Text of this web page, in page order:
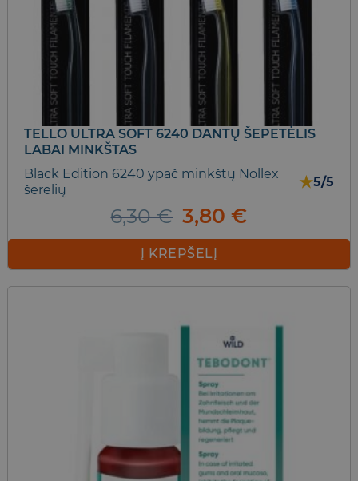
TELLO ULTRA SOFT 6240 DANTŲ ŠEPETĖLIS
LABAI MINKŠTAS
Black Edition 6240 ypač minkštų Nollex
šerelių
★5/5
6,30€ Original
price
was:
6,30 €.
3,80€Current
price
3,80 €.
Į KREPŠELĮ